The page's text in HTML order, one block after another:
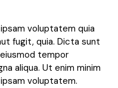
voluptatem quia
fugit, quia. Dicta sunt
tempor
aliqua. Ut enim minim
voluptatem.